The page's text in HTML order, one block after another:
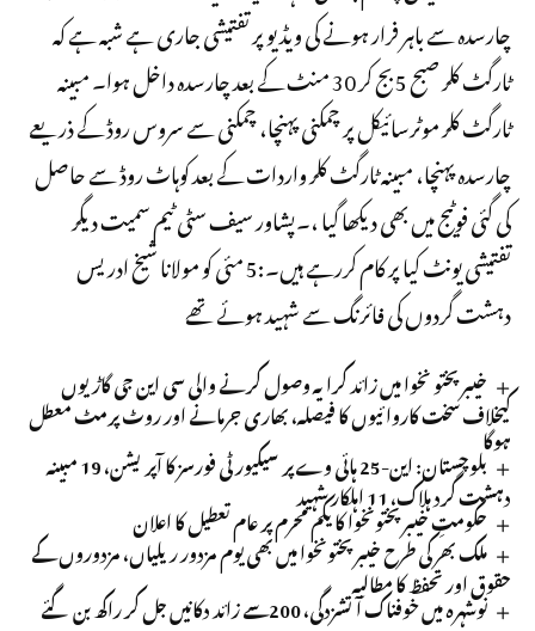
چارسدہ سے باہر فرار ہونے کی ویڈیو پر تفتیشی جاری ہے شبہ ہے کہ
ٹارگٹ کلر صبح 5 بج کر 30 منٹ کے بعد چارسدہ داخل ہوا۔ مبینہ
ٹارگٹ کلر موٹرسائیکل پر چمکنی پہنچا، چمکنی سے سروس روڈ کے ذریعے
چارسدہ پہنچا، مبینہ ٹارگٹ کلر واردات کے بعد کوہاٹ روڈ سے حاصل
کی گئی فوٹیج میں بھی دیکھا گیا ،۔پشاور سیف سٹی ٹیم سمیت دیگر
تفتیشی یونٹ کیا پر کام کررہے ہیں۔:5 مئی کو مولانا شیخ ادریس
دہشت گردوں کی فائرنگ سے شہید ہوئے تھے
خیبر پختو نخوا میں زائد کرایہ وصول کرنے والی سی این جی گاڑیوں
کیخلاف سخت کاروائیوں کا فیصلہ، بھاری جرمانے اور روٹ پرمٹ معطل
ہوگا
بلوچستان: این-25 ہائی وے پر سیکیورٹی فورسز کا آپریشن، 19 مبینہ
دہشت گرد ہلاک، 11 اہلکار شہید
حکومتِ خیبر پختونخوا کا یکم محرم پر عام تعطیل کا اعلان
ملک بھر کی طرح خیبر پختونخوا میں بھی یوم مزدور ریلیاں، مزدوروں کے
حقوق اور تحفظ کا مطالبہ
نوشہرہ میں خوفناک آتشزدگی، 200سے زائد دکانیں جل کر راکھ بن گئے